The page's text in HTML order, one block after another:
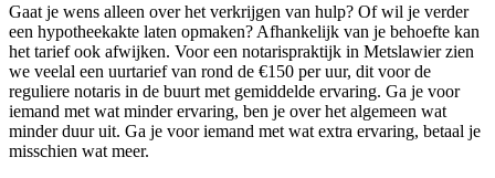
Gaat je wens alleen over het verkrijgen van hulp? Of wil je verder
een hypotheekakte laten opmaken? Afhankelijk van je behoefte kan
het tarief ook afwijken. Voor een notarispraktijk in Metslawier zien
we veelal een uurtarief van rond de €150 per uur, dit voor de
reguliere notaris in de buurt met gemiddelde ervaring. Ga je voor
iemand met wat minder ervaring, ben je over het algemeen wat
minder duur uit. Ga je voor iemand met wat extra ervaring, betaal je
misschien wat meer.